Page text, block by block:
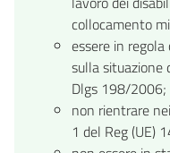
collocamento
essere in
sulla situazione
Dlgs 198/2006;
non rientrare
1 del Reg (UE)